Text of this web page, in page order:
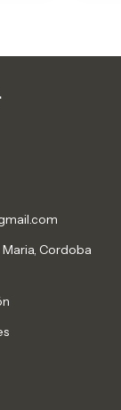
Cordoba